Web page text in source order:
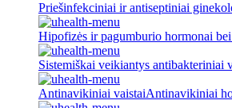
Priešinfekciniai ir antiseptiniai
Hipofizės ir pagumburio hormonai
Sistemiškai veikiantys antibakteriniai
Antinavikiniai vaistaiAntinavikiniai